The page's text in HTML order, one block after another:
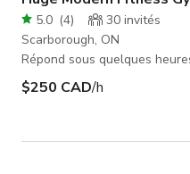
5.0 (4) 30 invités
Scarborough, ON
Répond sous quelques
$250 CAD/h